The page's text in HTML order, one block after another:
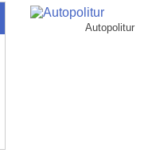
Autopolitur